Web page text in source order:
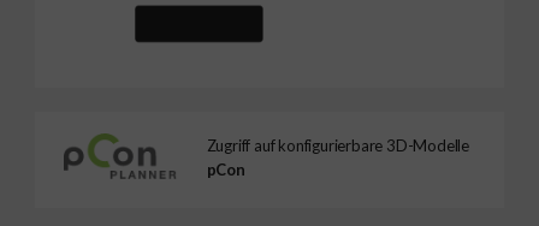
Zugriff auf konfigurierbare 3D-Modelle
pCon